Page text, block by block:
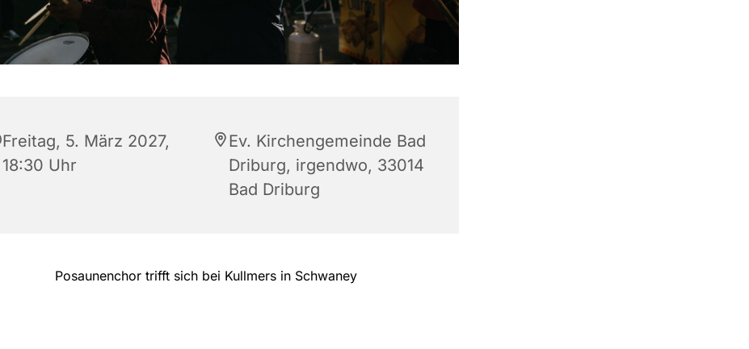
Freitag, 5. März 2027,
18:30 Uhr
Ev. Kirchengemeinde Bad
Driburg, irgendwo, 33014
Bad Driburg
Posaunenchor trifft sich bei Kullmers in Schwaney